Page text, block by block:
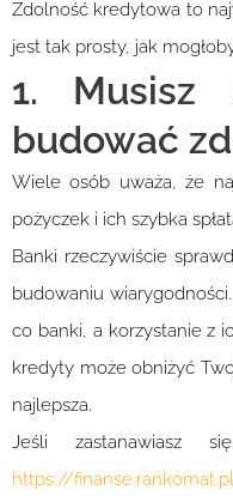
Zdolność kredytowa to
jest tak prosty, jak
1. Musisz
budować
Wiele osób uważa, że
pożyczek i ich szybka
Banki rzeczywiście
budowaniu
co banki, a korzystanie z
kredyty może obniżyć
najlepsza.
Jeśli zastanawiasz
https://